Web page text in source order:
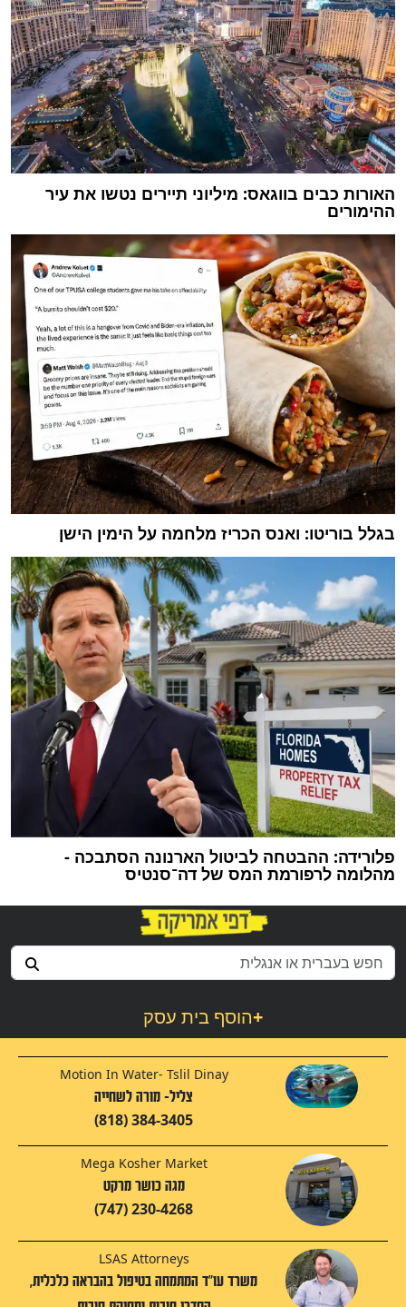
האורות כבים בווגאס: מיליוני תיירים נטשו את עיר
ההימורים
בגלל בוריטו: ואנס הכריז מלחמה על הימין הישן
פלורידה: ההבטחה לביטול הארנונה הסתבכה -
מהלומה לרפורמת המס של דה־סנטיס
הוסף בית עסק+
Motion In Water- Tslil Dinay
צליל- מורה לשחייה
(818) 384-3405
Mega Kosher Market
מגה כושר מרקט
(747) 230-4268
LSAS Attorneys
משרד עו"ד המתמחה בטיפול בהבראה כלכלית,